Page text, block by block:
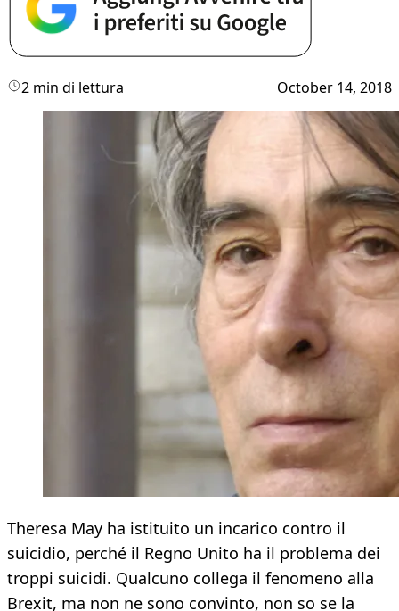
2 min di lettura October 14, 2018
Theresa May ha istituito un incarico contro il
suicidio, perché il Regno Unito ha il problema dei
troppi suicidi. Qualcuno collega il fenomeno alla
Brexit, ma non ne sono convinto, non so se la